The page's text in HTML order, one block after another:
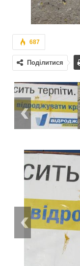
687
Поділитися